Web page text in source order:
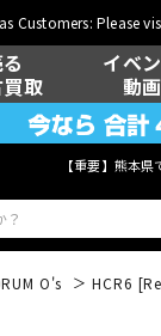
Customers: Please
取
イベ
動画
【重要】熊本
O's HCR6